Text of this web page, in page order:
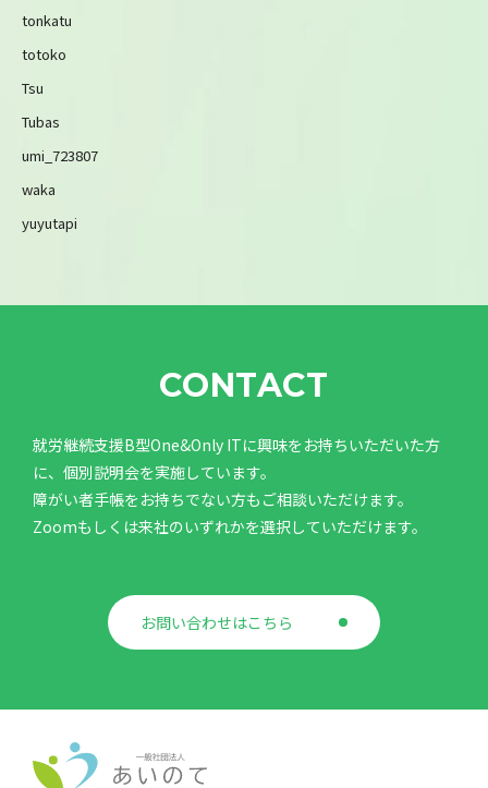
tonkatu
totoko
Tsu
Tubas
umi_723807
waka
yuyutapi
CONTACT
就労継続支援B型One&Only ITに興味をお持ちいただいた方
に、個別説明会を実施しています。
障がい者手帳をお持ちでない方もご相談いただけます。
Zoomもしくは来社のいずれかを選択していただけます。
お問い合わせはこちら